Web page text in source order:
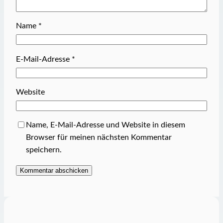
Name *
E-Mail-Adresse *
Website
Name, E-Mail-Adresse und Website in diesem
Browser für meinen nächsten Kommentar
speichern.